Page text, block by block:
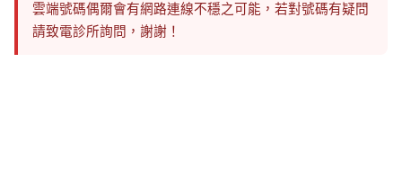
雲端號碼偶爾會有網路連線不穩之可能，若對號碼有疑問
請致電診所詢問，謝謝！